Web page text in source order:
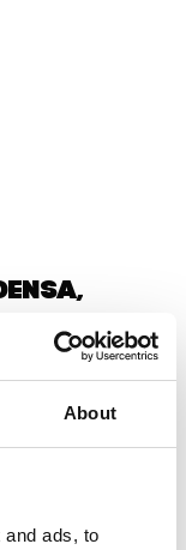
About
ads, to
general
me
bien hard